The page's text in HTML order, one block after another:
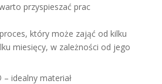
przyspieszać prac
który może zająć od kilku
miesięcy, w zależności od jego
idealny materiał